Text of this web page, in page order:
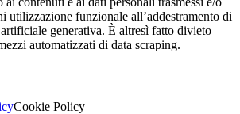
utilizzazione funzionale all’addestramento di
generativa. È altresì fatto divieto
automatizzati di data scraping.
Cookie Policy